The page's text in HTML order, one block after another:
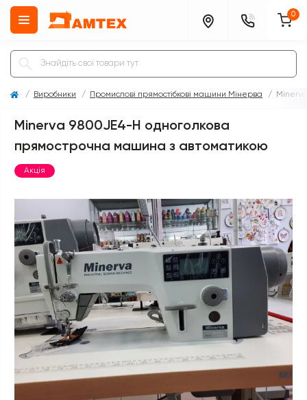
0
Виробники Промислові прямостібкові машини Мінерва
Minerva 9800JE4-H одноголкова
прямострочна машина з автоматикою
Акція